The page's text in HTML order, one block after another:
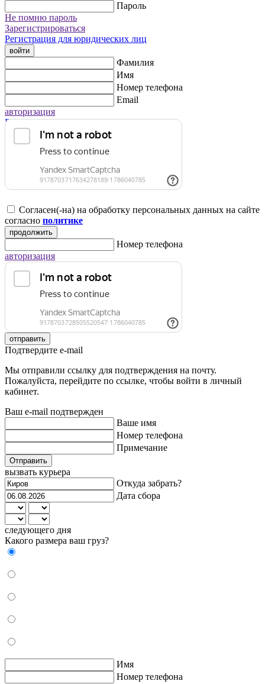
Пароль
Не помню пароль
Зарегистрироваться
Регистрация для юридических лиц
войти
Фамилия
Имя
Номер телефона
Email
авторизация
Регистрация для юридических лиц
Согласен(-на) на обработку персональных данных на сайте
согласно политике
продолжить
Номер телефона
авторизация
отправить
Подтвердите e-mail
Мы отправили ссылку для подтверждения на почту.
Пожалуйста, перейдите по ссылке, чтобы войти в личный
кабинет.
Ваш e-mail подтвержден
Ваше имя
Номер телефона
Примечание
Отправить
вызвать курьера
Откуда забрать?
Дата сбора
следующего дня
Какого размера ваш груз?
Имя
Номер телефона